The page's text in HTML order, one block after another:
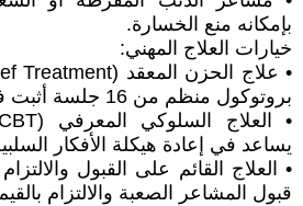
بإمكانه منع الخسارة.
خيارات العلاج المهني:
بروتوكول منظم من 16 جلسة أثبت فعاليته.
يساعد في إعادة هيكلة الأفكار
قبول المشاعر الصعبة والالتزام